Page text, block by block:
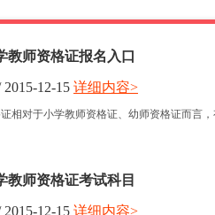
教师资格证报名入口
12-15
相对于小学教师资格证、幼师资格证而言，
详细内容>
教师资格证考试科目
12-15 详细内容>